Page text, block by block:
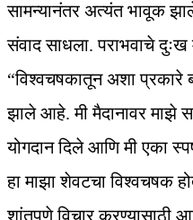
सामन्यानंतर अत्यंत भावूक
संवाद साधला. पराभवाचे दुःख
“विश्वचषकातून अशा प्रकारे
झाले आहे. मी मैदानावर माझे
योगदान दिले आणि मी एका
हा माझा शेवटचा विश्वचषक
शांतपणे विचार करण्यासाठी